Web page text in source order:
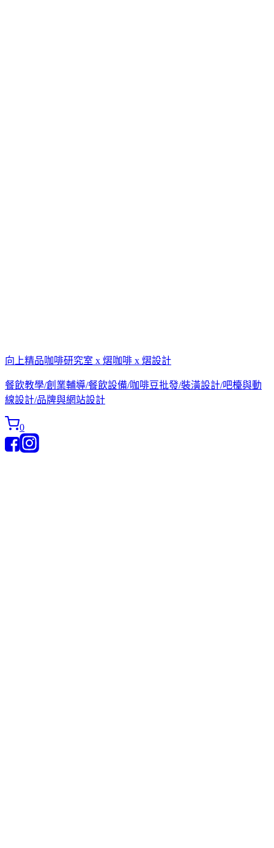
向上精品咖啡研究室 x 熠咖啡 x 熠設計
餐飲教學/創業輔導/餐飲設備/咖啡豆批發/裝潢設計/吧檯與動
線設計/品牌與網站設計
0